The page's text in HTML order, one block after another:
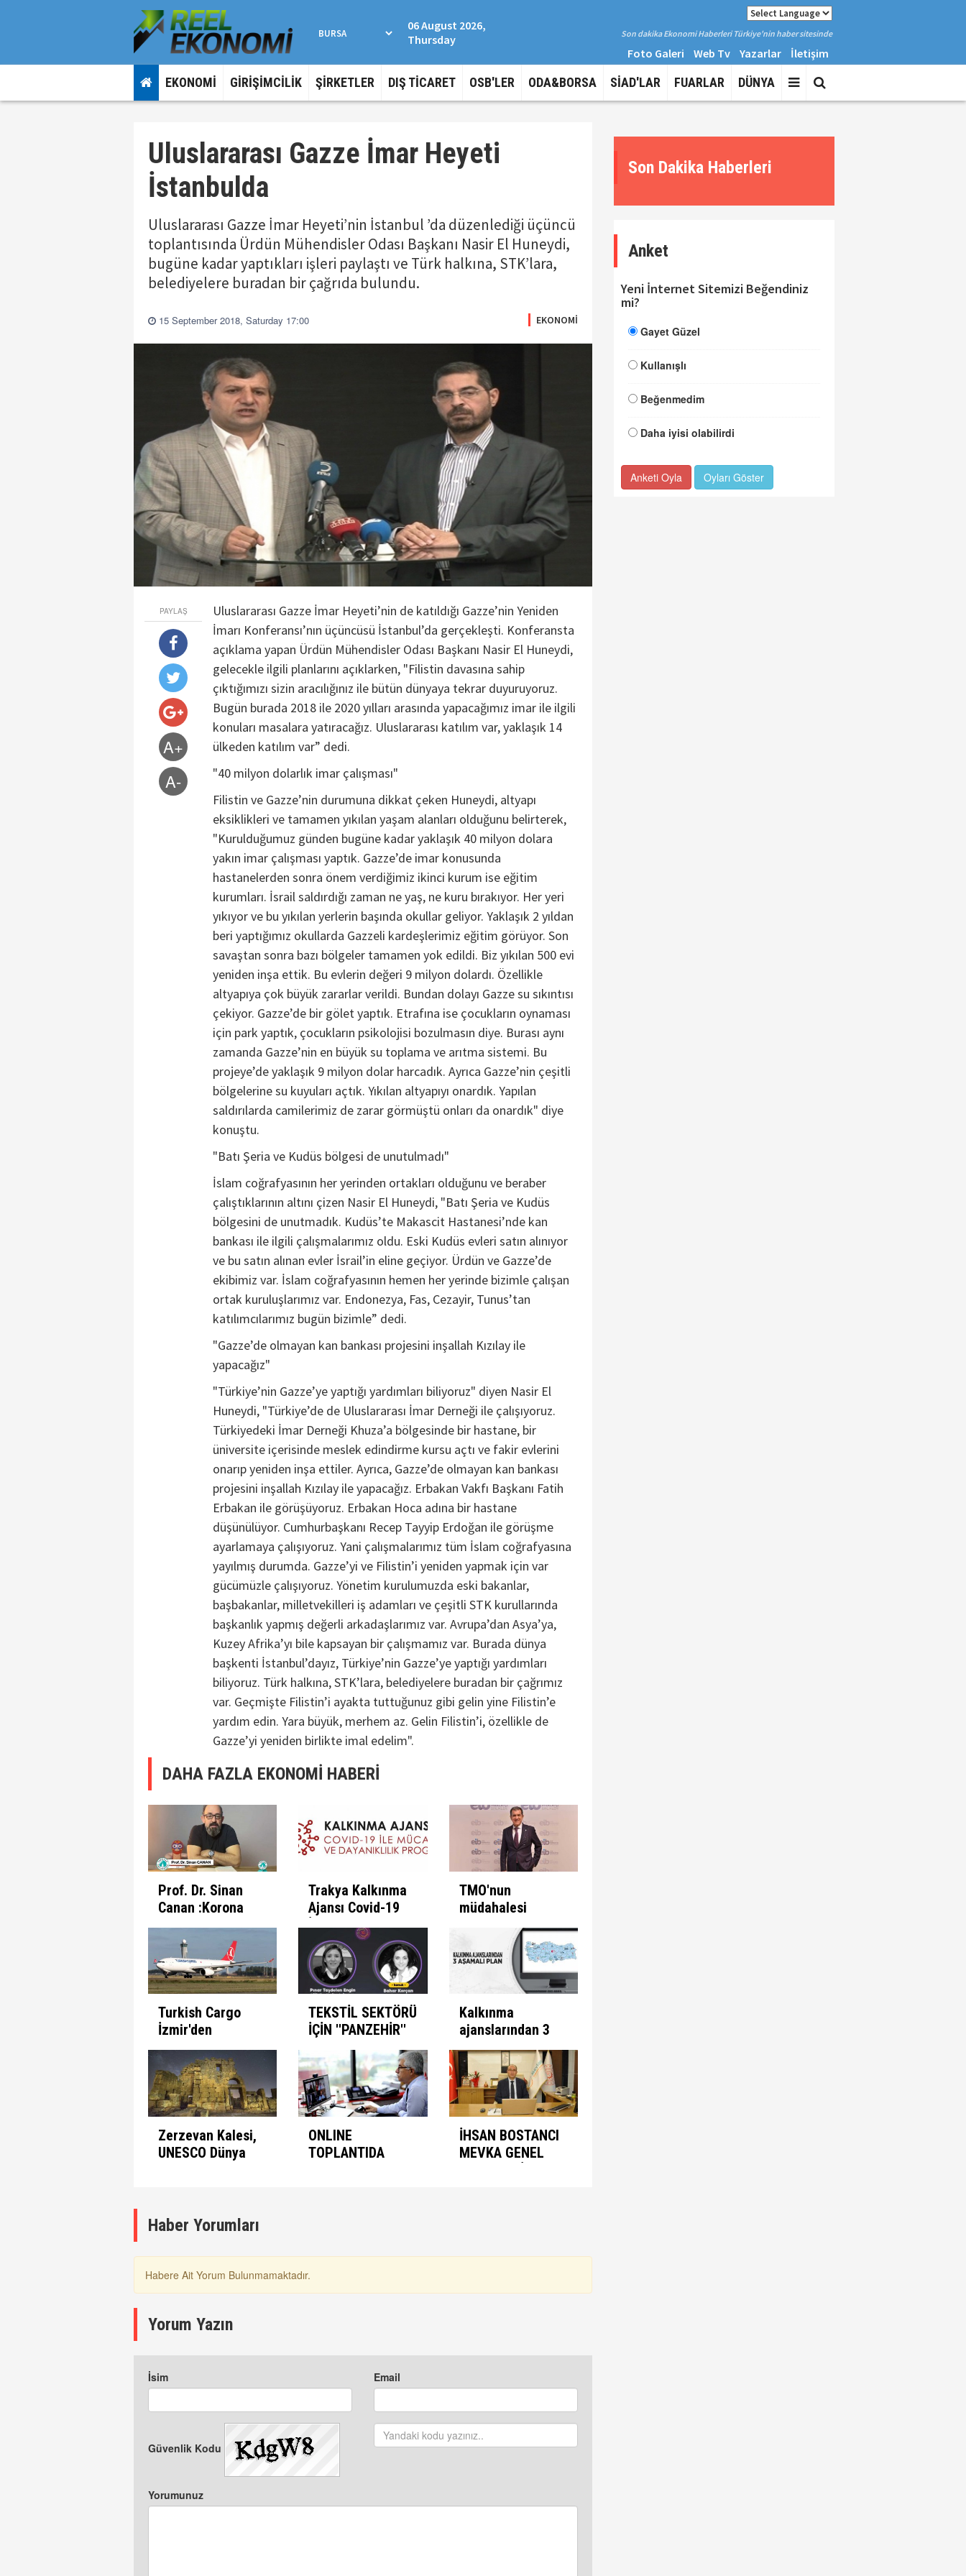
06 August 2026,
Thursday
Son dakika Ekonomi Haberleri Türkiye'nin haber sitesinde
Foto Galeri Web Tv Yazarlar İletişim
EKONOMİ GİRİŞİMCİLİK ŞİRKETLER DIŞ TİCARET OSB'LER ODA&BORSA SİAD'LAR FUARLAR DÜNYA
Uluslararası Gazze İmar Heyeti
İstanbulda
Uluslararası Gazze İmar Heyeti’nin İstanbul ’da düzenlediği üçüncü
toplantısında Ürdün Mühendisler Odası Başkanı Nasir El Huneydi,
bugüne kadar yaptıkları işleri paylaştı ve Türk halkına, STK’lara,
belediyelere buradan bir çağrıda bulundu.
15 September 2018, Saturday 17:00 EKONOMİ
PAYLAŞ
A+
A-
Uluslararası Gazze İmar Heyeti’nin de katıldığı Gazze’nin Yeniden
İmarı Konferansı’nın üçüncüsü İstanbul’da gerçekleşti. Konferansta
açıklama yapan Ürdün Mühendisler Odası Başkanı Nasir El Huneydi,
gelecekle ilgili planlarını açıklarken, "Filistin davasına sahip
çıktığımızı sizin aracılığınız ile bütün dünyaya tekrar duyuruyoruz.
Bugün burada 2018 ile 2020 yılları arasında yapacağımız imar ile ilgili
konuları masalara yatıracağız. Uluslararası katılım var, yaklaşık 14
ülkeden katılım var” dedi.
"40 milyon dolarlık imar çalışması"
Filistin ve Gazze’nin durumuna dikkat çeken Huneydi, altyapı
eksiklikleri ve tamamen yıkılan yaşam alanları olduğunu belirterek,
"Kurulduğumuz günden bugüne kadar yaklaşık 40 milyon dolara
yakın imar çalışması yaptık. Gazze’de imar konusunda
hastanelerden sonra önem verdiğimiz ikinci kurum ise eğitim
kurumları. İsrail saldırdığı zaman ne yaş, ne kuru bırakıyor. Her yeri
yıkıyor ve bu yıkılan yerlerin başında okullar geliyor. Yaklaşık 2 yıldan
beri yaptığımız okullarda Gazzeli kardeşlerimiz eğitim görüyor. Son
savaştan sonra bazı bölgeler tamamen yok edildi. Biz yıkılan 500 evi
yeniden inşa ettik. Bu evlerin değeri 9 milyon dolardı. Özellikle
altyapıya çok büyük zararlar verildi. Bundan dolayı Gazze su sıkıntısı
çekiyor. Gazze’de bir gölet yaptık. Etrafına ise çocukların oynaması
için park yaptık, çocukların psikolojisi bozulmasın diye. Burası aynı
zamanda Gazze’nin en büyük su toplama ve arıtma sistemi. Bu
projeye’de yaklaşık 9 milyon dolar harcadık. Ayrıca Gazze’nin çeşitli
bölgelerine su kuyuları açtık. Yıkılan altyapıyı onardık. Yapılan
saldırılarda camilerimiz de zarar görmüştü onları da onardık" diye
konuştu.
"Batı Şeria ve Kudüs bölgesi de unutulmadı"
İslam coğrafyasının her yerinden ortakları olduğunu ve beraber
çalıştıklarının altını çizen Nasir El Huneydi, "Batı Şeria ve Kudüs
bölgesini de unutmadık. Kudüs’te Makascit Hastanesi’nde kan
bankası ile ilgili çalışmalarımız oldu. Eski Kudüs evleri satın alınıyor
ve bu satın alınan evler İsrail’in eline geçiyor. Ürdün ve Gazze’de
ekibimiz var. İslam coğrafyasının hemen her yerinde bizimle çalışan
ortak kuruluşlarımız var. Endonezya, Fas, Cezayir, Tunus’tan
katılımcılarımız bugün bizimle” dedi.
"Gazze’de olmayan kan bankası projesini inşallah Kızılay ile
yapacağız"
"Türkiye’nin Gazze’ye yaptığı yardımları biliyoruz" diyen Nasir El
Huneydi, "Türkiye’de de Uluslararası İmar Derneği ile çalışıyoruz.
Türkiyedeki İmar Derneği Khuza’a bölgesinde bir hastane, bir
üniversite içerisinde meslek edindirme kursu açtı ve fakir evlerini
onarıp yeniden inşa ettiler. Ayrıca, Gazze’de olmayan kan bankası
projesini inşallah Kızılay ile yapacağız. Erbakan Vakfı Başkanı Fatih
Erbakan ile görüşüyoruz. Erbakan Hoca adına bir hastane
düşünülüyor. Cumhurbaşkanı Recep Tayyip Erdoğan ile görüşme
ayarlamaya çalışıyoruz. Yani çalışmalarımız tüm İslam coğrafyasına
yayılmış durumda. Gazze’yi ve Filistin’i yeniden yapmak için var
gücümüzle çalışıyoruz. Yönetim kurulumuzda eski bakanlar,
başbakanlar, milletvekilleri iş adamları ve çeşitli STK kurullarında
başkanlık yapmış değerli arkadaşlarımız var. Avrupa’dan Asya’ya,
Kuzey Afrika’yı bile kapsayan bir çalışmamız var. Burada dünya
başkenti İstanbul’dayız, Türkiye’nin Gazze’ye yaptığı yardımları
biliyoruz. Türk halkına, STK’lara, belediyelere buradan bir çağrımız
var. Geçmişte Filistin’i ayakta tuttuğunuz gibi gelin yine Filistin’e
yardım edin. Yara büyük, merhem az. Gelin Filistin’i, özellikle de
Gazze’yi yeniden birlikte imal edelim".
DAHA FAZLA EKONOMİ HABERİ
Prof. Dr. Sinan
Canan :Korona
Günlerinde
İnsanın Fabrika
Ayarları
Trakya Kalkınma
Ajansı Covid-19
İle Mücadele
Programını İlan
Etti
TMO'nun
müdahalesi
kazandırıyor
Turkish Cargo
İzmir'den
seferlerine
başlıyor
TEKSTİL SEKTÖRÜ
İÇİN ''PANZEHİR''
BULUNDU
Kalkınma
ajanslarından 3
aşamalı plan
Zerzevan Kalesi,
UNESCO Dünya
ONLINE
TOPLANTIDA
İHSAN BOSTANCI
MEVKA GENEL
Haber Yorumları
Habere Ait Yorum Bulunmamaktadır.
Yorum Yazın
İsim Email
Güvenlik Kodu
Yorumunuz
Son Dakika Haberleri
Anket
Yeni İnternet Sitemizi Beğendiniz
mi?
Gayet Güzel
Kullanışlı
Beğenmedim
Daha iyisi olabilirdi
Anketi Oyla Oyları Göster